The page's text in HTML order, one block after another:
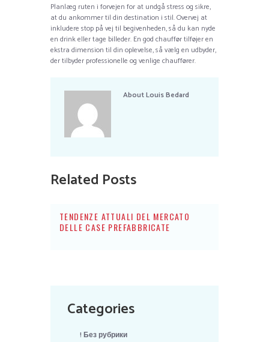
Planlæg ruten i forvejen for at undgå stress og sikre,
at du ankommer til din destination i stil. Overvej at
inkludere stop på vej til begivenheden, så du kan nyde
en drink eller tage billeder. En god chauffør tilføjer en
ekstra dimension til din oplevelse, så vælg en udbyder,
der tilbyder professionelle og venlige chauffører.
AboutLouis Bedard
Related Posts
TENDENZE ATTUALI DEL MERCATO
DELLE CASE PREFABBRICATE
Categories
! Без рубрики